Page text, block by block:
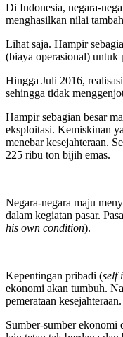
Di Indonesia, negara-
menghasilkan nilai
Lihat saja. Hampir
(biaya operasional) untuk
Hingga Juli 2016,
sehingga tidak
Hampir sebagian besar
eksploitasi. Kemiskinan
menebar kesejahteraan.
225 ribu ton bijih emas.
Negara-negara maju
dalam kegiatan pasar.
his own condition).
Kepentingan pribadi (self
ekonomi akan tumbuh.
pemerataan kesejahteraan.
Sumber-sumber ekonomi